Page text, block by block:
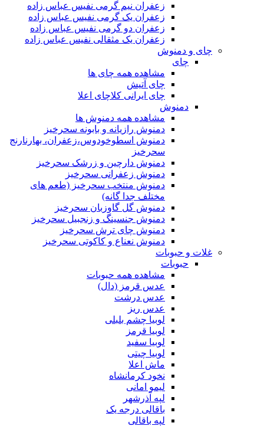
زعفران نیم گرمی نفیس عباس زاده
زعفران یک گرمی نفیس عباس زاده
زعفران دو گرمی نفیس عباس زاده
زعفران یک مثقالی نفیس عباس زاده
چای و دمنوش
چای
مشاهده همه چای ها
چای آتیش
چای ایرانی کلاچای اعلا
دمنوش
مشاهده همه دمنوش ها
دمنوش رازیانه و بابونه سحرخیز
دمنوش اسطوخودوس،زعفران، بهارنارنج
سحرخیز
دمنوش دارچین و زرشک سحرخیز
دمنوش زعفرانی سحرخیز
دمنوش منتخب سحرخیز (طعم های
مختلف جدا گانه)
دمنوش گل گاوزبان سحرخیز
دمنوش جنسینگ و زنجبیل سحرخیز
دمنوش چای ترش سحرخیز
دمنوش نعناع و کاکوتی سحرخیز
غلات و حبوبات
حبوبات
مشاهده همه حبوبات
عدس قرمز (دال)
عدس درشت
عدس ریز
لوبیا چشم بلبلی
لوبیا قرمز
لوبیا سفید
لوبیا چیتی
ماش اعلا
نخود کرمانشاه
لیمو امانی
لپه آذرشهر
باقالی درجه یک
لپه باقالی